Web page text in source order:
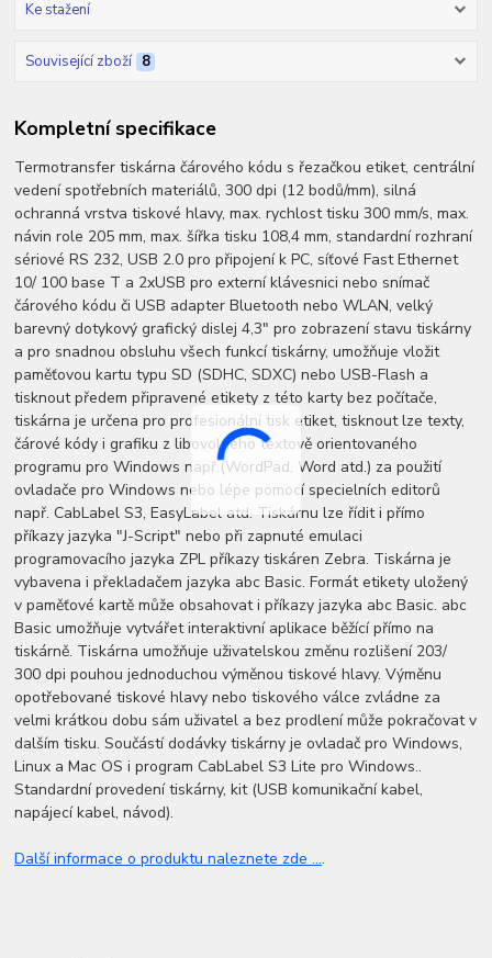
Ke stažení
Související zboží 8
Kompletní specifikace
Termotransfer tiskárna čárového kódu s řezačkou etiket, centrální
vedení spotřebních materiálů, 300 dpi (12 bodů/mm), silná
ochranná vrstva tiskové hlavy, max. rychlost tisku 300 mm/s, max.
návin role 205 mm, max. šířka tisku 108,4 mm, standardní rozhraní
sériové RS 232, USB 2.0 pro připojení k PC, síťové Fast Ethernet
10/ 100 base T a 2xUSB pro externí klávesnici nebo snímač
čárového kódu či USB adapter Bluetooth nebo WLAN, velký
barevný dotykový grafický dislej 4,3" pro zobrazení stavu tiskárny
a pro snadnou obsluhu všech funkcí tiskárny, umožňuje vložit
paměťovou kartu typu SD (SDHC, SDXC) nebo USB-Flash a
tisknout předem připravené etikety z této karty bez počítače,
tiskárna je určena pro profesionální tisk etiket, tisknout lze texty,
čárové kódy i grafiku z libovolného textově orientovaného
programu pro Windows např.(WordPad, Word atd.) za použití
ovladače pro Windows nebo lépe pomocí specielních editorů
např. CabLabel S3, EasyLabel atd. Tiskárnu lze řídit i přímo
příkazy jazyka "J-Script" nebo při zapnuté emulaci
programovacího jazyka ZPL příkazy tiskáren Zebra. Tiskárna je
vybavena i překladačem jazyka abc Basic. Formát etikety uložený
v paměťové kartě může obsahovat i příkazy jazyka abc Basic. abc
Basic umožňuje vytvářet interaktivní aplikace běžící přímo na
tiskárně. Tiskárna umožňuje uživatelskou změnu rozlišení 203/
300 dpi pouhou jednoduchou výměnou tiskové hlavy. Výměnu
opotřebované tiskové hlavy nebo tiskového válce zvládne za
velmi krátkou dobu sám uživatel a bez prodlení může pokračovat v
dalším tisku. Součástí dodávky tiskárny je ovladač pro Windows,
Linux a Mac OS i program CabLabel S3 Lite pro Windows..
Standardní provedení tiskárny, kit (USB komunikační kabel,
napájecí kabel, návod).
Další informace o produktu naleznete zde ....